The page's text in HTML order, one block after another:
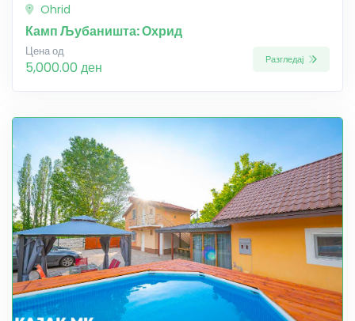
Ohrid
Камп Љубаништа: Охрид
Цена од
5,000.00 ден Разгледај